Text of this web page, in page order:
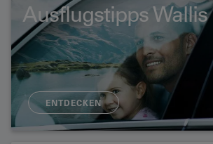
Ausflugstipps Wallis
ENTDECKEN